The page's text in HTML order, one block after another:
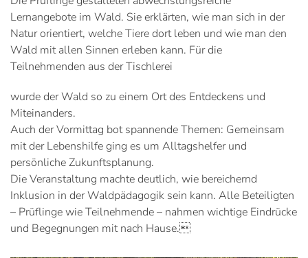
Lernangebote im Wald. Sie erklärten, wie man sich in der
Natur orientiert, welche Tiere dort leben und wie man den
Wald mit allen Sinnen erleben kann. Für die
Teilnehmenden aus der Tischlerei
wurde der Wald so zu einem Ort des Entdeckens und
Miteinanders.
Auch der Vormittag bot spannende Themen: Gemeinsam
mit der Lebenshilfe ging es um Alltagshelfer und
persönliche Zukunftsplanung.
Die Veranstaltung machte deutlich, wie bereichernd
Inklusion in der Waldpädagogik sein kann. Alle Beteiligten
– Prüflinge wie Teilnehmende – nahmen wichtige Eindrücke
und Begegnungen mit nach Hause.